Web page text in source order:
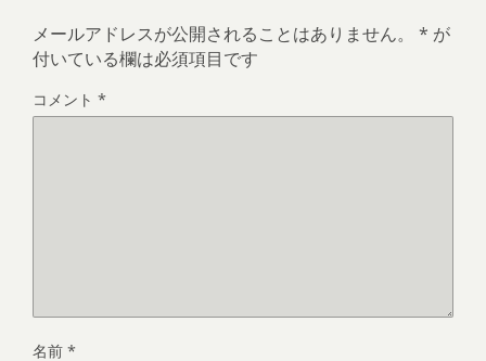
メールアドレスが公開されることはありません。 * が
付いている欄は必須項目です
コメント *
名前 *